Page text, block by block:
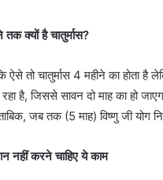
तक क्यों है चातुर्मास?
ऐसे तो चातुर्मास 4 महीने का होता
है, जिससे सावन दो माह का हो
जब तक (5 माह) विष्णु जी योग
नहीं करने चाहिए ये काम